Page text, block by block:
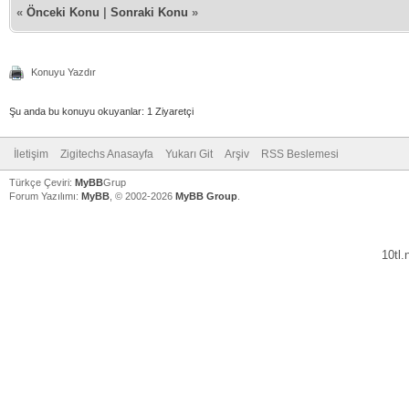
« Önceki Konu Sonraki Konu »
Konuyu Yazdır
Şu anda bu konuyu okuyanlar: 1 Ziyaretçi
İletişim Zigitechs Anasayfa Yukarı Git Arşiv RSS Beslemesi
Türkçe Çeviri: MyBBGrup
Forum Yazılımı: MyBB , © 2002-2026 MyBB Group